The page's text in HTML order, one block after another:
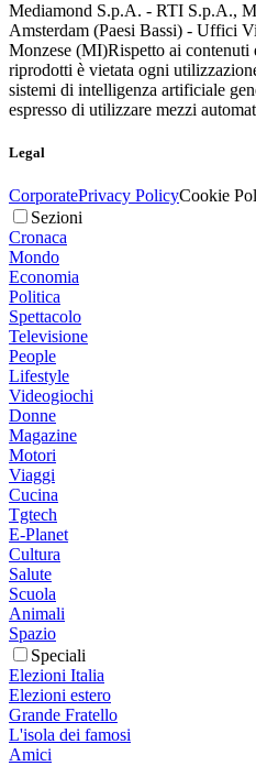
Mediamond S.p.A. - RTI S.p.A.,
Amsterdam (Paesi Bassi) - Uffici
Monzese (MI)Rispetto ai contenuti
riprodotti è vietata ogni
sistemi di intelligenza artificiale
espresso di utilizzare mezzi
Legal
CorporatePrivacy PolicyCookie
Sezioni
Cronaca
Mondo
Economia
Politica
Spettacolo
Televisione
People
Lifestyle
Videogiochi
Donne
Magazine
Motori
Viaggi
Cucina
Tgtech
E-Planet
Cultura
Salute
Scuola
Animali
Spazio
Speciali
Elezioni Italia
Elezioni estero
Grande Fratello
L'isola dei famosi
Amici